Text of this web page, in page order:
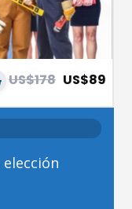
US$178 US$89